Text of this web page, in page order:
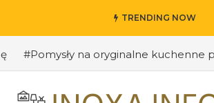
TRENDING NOW
na oryginalne kuchenne półki